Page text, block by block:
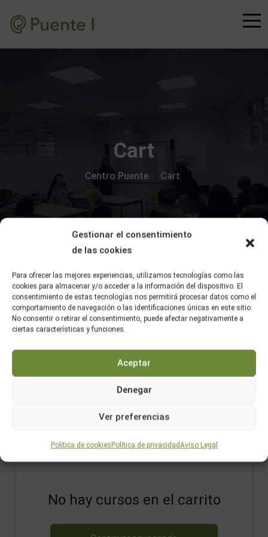
Gestionar el consentimiento
de las cookies
Para ofrecer las mejores experiencias, utilizamos tecnologías como las
cookies para almacenar y/o acceder a la información del dispositivo. El
consentimiento de estas tecnologías nos permitirá procesar datos como el
comportamiento de navegación o las identificaciones únicas en este sitio.
No consentir o retirar el consentimiento, puede afectar negativamente a
ciertas características y funciones.
Aceptar
Denegar
Ver preferencias
Política de cookiesPolítica de privacidadAviso Legal
Cart
Centro Puente Cart
No hay cursos en el carrito